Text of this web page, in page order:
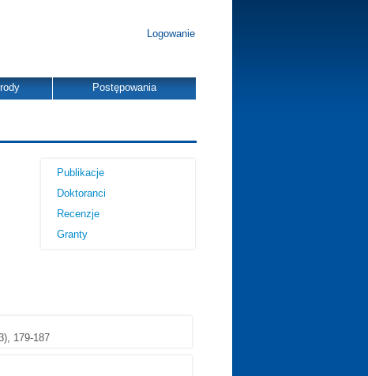
Logowanie
Postępowania
Publikacje
Doktoranci
Recenzje
Granty
179-187